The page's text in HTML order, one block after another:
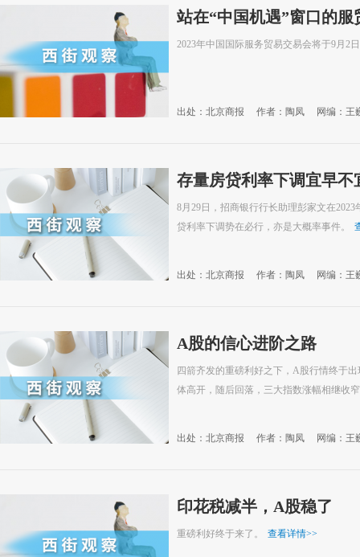
站在“中国机遇”窗口的服
2023年中国国际服务贸易交易会将于9月2
出处：北京商报 作者：陶凤 网编：王
存量房贷利率下调宜早不
8月29日，招商银行行长助理彭家文在
贷利率下调势在必行，亦是大概率事件。
出处：北京商报 作者：陶凤 网编：王
A股的信心进阶之路
四箭齐发的重磅利好之下，A股行情终于
体高开，随后回落，三大指数涨幅相继收
出处：北京商报 作者：陶凤 网编：王
印花税减半，A股稳了
重磅利好终于来了。 查看详情>>